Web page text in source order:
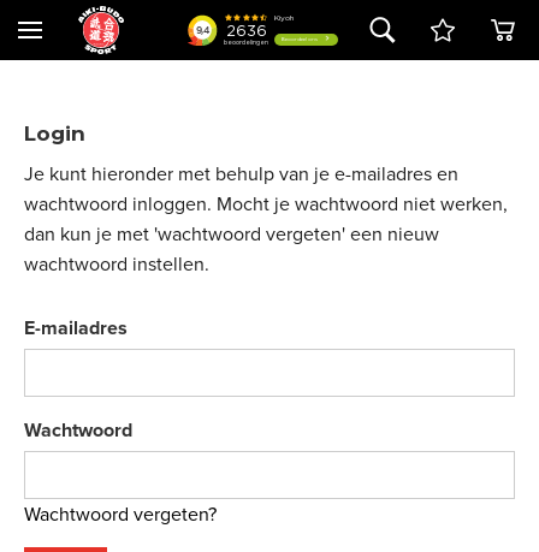
Login
Je kunt hieronder met behulp van je e-mailadres en
wachtwoord inloggen. Mocht je wachtwoord niet werken,
dan kun je met 'wachtwoord vergeten' een nieuw
wachtwoord instellen.
E-mailadres
Wachtwoord
Wachtwoord vergeten?